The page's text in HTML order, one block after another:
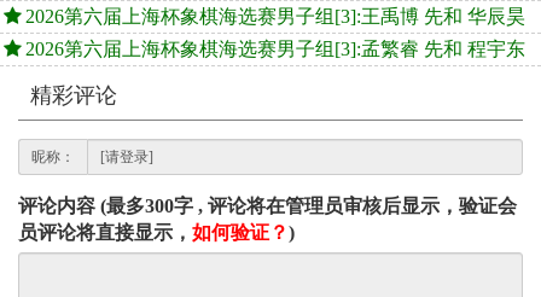
2026第六届上海杯象棋海选赛男子组[3]:王禹博 先和 华辰昊
2026第六届上海杯象棋海选赛男子组[3]:孟繁睿 先和 程宇东
精彩评论
昵称：
评论内容 (最多300字 , 评论将在管理员审核后显示，验证会
员评论将直接显示， 如何验证？)